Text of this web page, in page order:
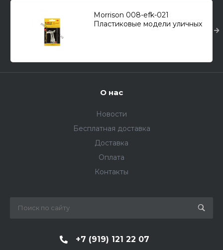
Morrison 008-efk-021
Пластиковые модели уличных
О нас
Новости
Бесплатная доставка
Доставка
Оплата
Контакты
+7 (919) 121 22 07